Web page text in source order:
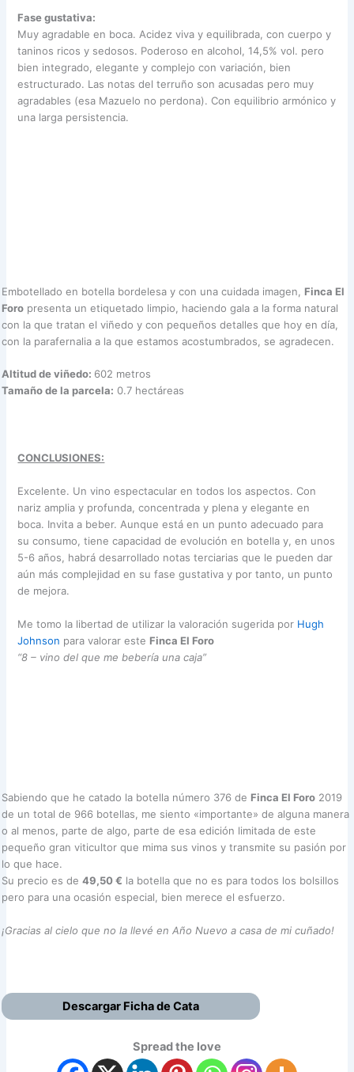
Fase gustativa:
Muy agradable en boca. Acidez viva y equilibrada, con cuerpo y
taninos ricos y sedosos. Poderoso en alcohol, 14,5% vol. pero
bien integrado, elegante y complejo con variación, bien
estructurado. Las notas del terruño son acusadas pero muy
agradables (esa Mazuelo no perdona). Con equilibrio armónico y
una larga persistencia.
Embotellado en botella bordelesa y con una cuidada imagen, Finca El
Foro presenta un etiquetado limpio, haciendo gala a la forma natural
con la que tratan el viñedo y con pequeños detalles que hoy en día,
con la parafernalia a la que estamos acostumbrados, se agradecen.
Altitud de viñedo: 602 metros
Tamaño de la parcela: 0.7 hectáreas
CONCLUSIONES:
Excelente. Un vino espectacular en todos los aspectos. Con
nariz amplia y profunda, concentrada y plena y elegante en
boca. Invita a beber. Aunque está en un punto adecuado para
su consumo, tiene capacidad de evolución en botella y, en unos
5-6 años, habrá desarrollado notas terciarias que le pueden dar
aún más complejidad en su fase gustativa y por tanto, un punto
de mejora.
Me tomo la libertad de utilizar la valoración sugerida por Hugh
Johnson para valorar este Finca El Foro
“8 – vino del que me bebería una caja”
Sabiendo que he catado la botella número 376 de Finca El Foro 2019
de un total de 966 botellas, me siento «importante» de alguna manera
o al menos, parte de algo, parte de esa edición limitada de este
pequeño gran viticultor que mima sus vinos y transmite su pasión por
lo que hace.
Su precio es de49,50 € la botella que no es para todos los bolsillos
pero para una ocasión especial, bien merece el esfuerzo.
¡Gracias al cielo que no la llevé en Año Nuevo a casa de mi cuñado!
Descargar Ficha de Cata
Spread the love